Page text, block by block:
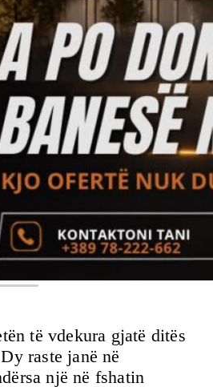
të vdekura gjatë ditës
raste janë në
një në fshatin